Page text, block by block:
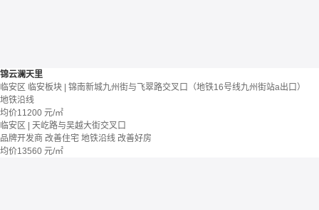
锦云澜天里
临安区 临安板块 | 锦南新城九州街与飞翠路交叉口（地铁16号线九州街站a出口）
地铁沿线
均价11200 元/㎡
临安区 | 天屹路与吴越大街交叉口
品牌开发商 改善住宅 地铁沿线 改善好房
均价13560 元/㎡